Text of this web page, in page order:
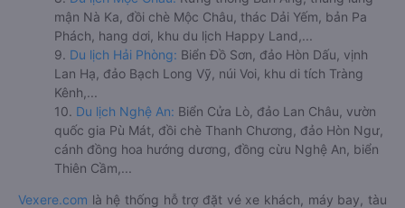
mận Nà Ka, đồi chè Mộc Châu, thác Dải Yếm, bản Pa
Phách, hang dơi, khu du lịch Happy Land,...
9. Du lịch Hải Phòng: Biển Đồ Sơn, đảo Hòn Dấu, vịnh
Lan Hạ, đảo Bạch Long Vỹ, núi Voi, khu di tích Tràng
Kênh,...
10. Du lịch Nghệ An: Biển Cửa Lò, đảo Lan Châu, vườn
quốc gia Pù Mát, đồi chè Thanh Chương, đảo Hòn Ngư,
cánh đồng hoa hướng dương, đồng cừu Nghệ An, biển
Thiên Cầm,...
Vexere.com là hệ thống hỗ trợ đặt vé xe khách, máy bay, tàu